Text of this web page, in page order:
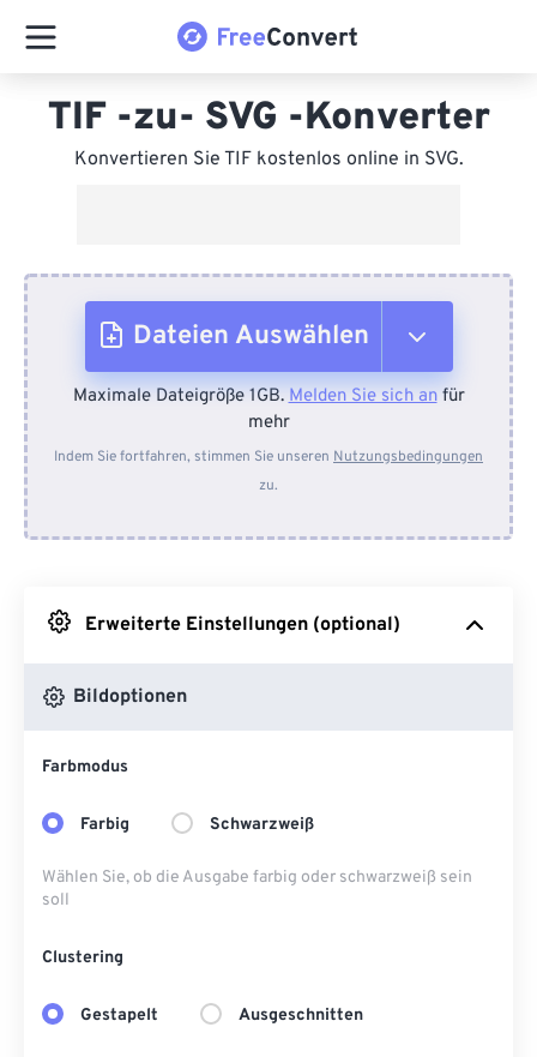
TIF -zu- SVG -Konverter
Konvertieren Sie TIF kostenlos online in SVG.
Dateien Auswählen
Vom Gerät
Von Dropbox
Maximale Dateigröße 1GB.Melden Sie sich anfür
mehr
Indem Sie fortfahren, stimmen Sie unseren Nutzungsbedingungen
zu.
Erweiterte Einstellungen (optional)
Bildoptionen
Farbmodus
Farbig Schwarzweiß
Wählen Sie, ob die Ausgabe farbig oder schwarzweiß sein
soll
Clustering
Gestapelt Ausgeschnitten